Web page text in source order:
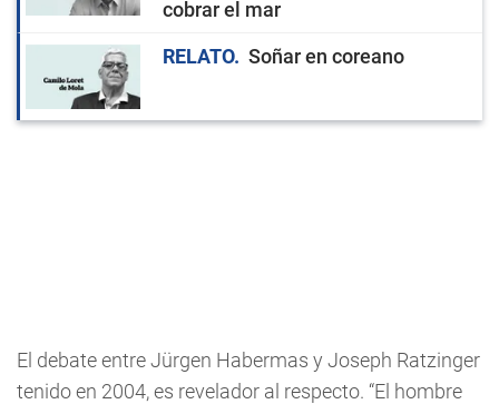
cobrar el mar
RELATO
Soñar en coreano
El debate entre Jürgen Habermas y Joseph Ratzinger
tenido en 2004, es revelador al respecto. “El hombre